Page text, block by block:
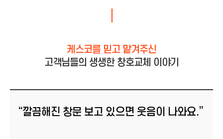
케스코를 믿고 맡겨주신
고객님들의 생생한 창호교체 이야기
“깔끔해진 창문 보고 있으면 웃음이 나와요.”